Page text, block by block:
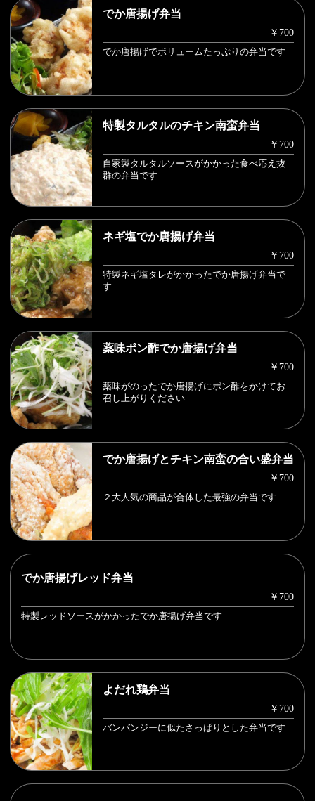
でか唐揚げ弁当
￥700
でか唐揚げでボリュームたっぷりの弁当です
特製タルタルのチキン南蛮弁当
￥700
自家製タルタルソースがかかった食べ応え抜
群の弁当です
ネギ塩でか唐揚げ弁当
￥700
特製ネギ塩タレがかかったでか唐揚げ弁当で
す
薬味ポン酢でか唐揚げ弁当
￥700
薬味がのったでか唐揚げにポン酢をかけてお
召し上がりください
でか唐揚げとチキン南蛮の合い盛弁当
￥700
２大人気の商品が合体した最強の弁当です
でか唐揚げレッド弁当
￥700
特製レッドソースがかかったでか唐揚げ弁当です
よだれ鶏弁当
￥700
バンバンジーに似たさっぱりとした弁当です